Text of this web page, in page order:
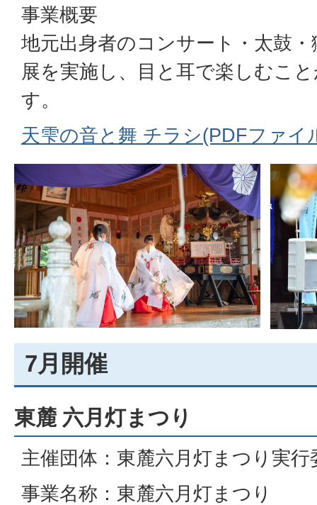
事業概要
地元出身者のコンサート・太鼓
展を実施し、目と耳で楽しむこ
す。
天雫の音と舞 チラシ(PDFファイ
7月開催
東麓 六月灯まつり
主催団体：東麓六月灯まつり実行
事業名称：東麓六月灯まつり